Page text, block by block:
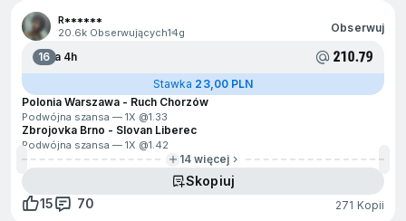
R******
20.6k Obserwujących14g Obserwuj
16Za 4h 210.79
Stawka 23,00 PLN
Polonia Warszawa - Ruch Chorzów
Podwójna szansa — 1X @1.33
Zbrojovka Brno - Slovan Liberec
Podwójna szansa — 1X @1.42
14 więcej
Skopiuj
15
70 271 Kopii